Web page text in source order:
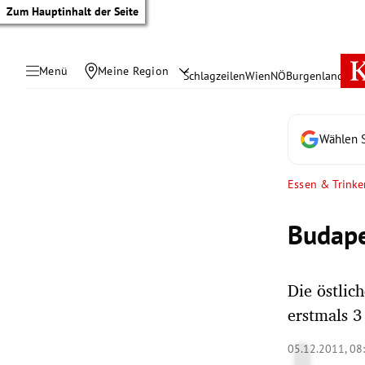
Zum Hauptinhalt der Seite
Menü Meine Region SchlagzeilenWienNÖBurgenland
Wählen
Essen &
Die
erstmals
05.12.2011,